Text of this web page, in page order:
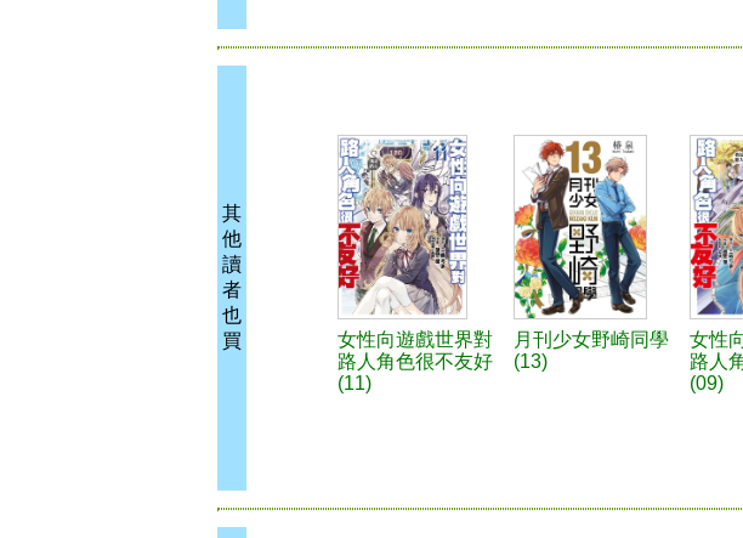
其
他
讀
者
也
買
女性向遊戲世界對
路人角色很不友好
(11)
月刊少女野崎同學
(13)
女性
路人
(09)